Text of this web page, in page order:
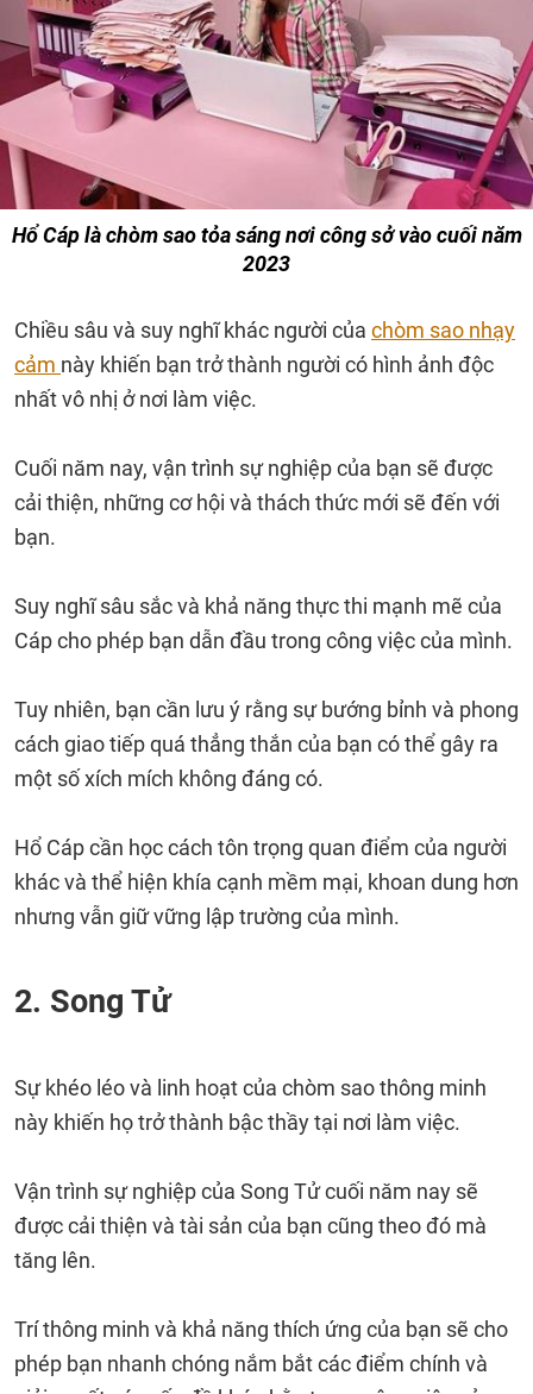
Hổ Cáp là chòm sao tỏa sáng nơi công sở vào cuối năm
2023
Chiều sâu và suy nghĩ khác người của chòm sao nhạy
cảm này khiến bạn trở thành người có hình ảnh độc
nhất vô nhị ở nơi làm việc.
Cuối năm nay, vận trình sự nghiệp của bạn sẽ được
cải thiện, những cơ hội và thách thức mới sẽ đến với
bạn.
Suy nghĩ sâu sắc và khả năng thực thi mạnh mẽ của
Cáp cho phép bạn dẫn đầu trong công việc của mình.
Tuy nhiên, bạn cần lưu ý rằng sự bướng bỉnh và phong
cách giao tiếp quá thẳng thắn của bạn có thể gây ra
một số xích mích không đáng có.
Hổ Cáp cần học cách tôn trọng quan điểm của người
khác và thể hiện khía cạnh mềm mại, khoan dung hơn
nhưng vẫn giữ vững lập trường của mình.
2. Song Tử
Sự khéo léo và linh hoạt của chòm sao thông minh
này khiến họ trở thành bậc thầy tại nơi làm việc.
Vận trình sự nghiệp của Song Tử cuối năm nay sẽ
được cải thiện và tài sản của bạn cũng theo đó mà
tăng lên.
Trí thông minh và khả năng thích ứng của bạn sẽ cho
phép bạn nhanh chóng nắm bắt các điểm chính và